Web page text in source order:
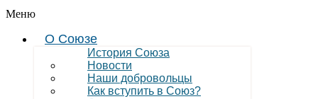
Меню
О Союзе
История Союза
Новости
Наши добровольцы
Как вступить в Союз?